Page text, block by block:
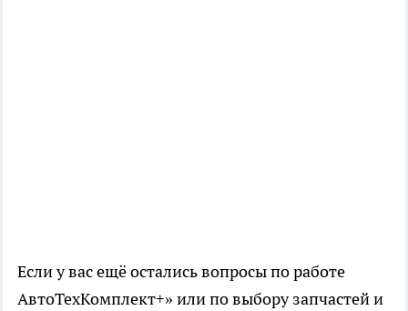
Если у вас ещё остались вопросы по работе
АвтоТехКомплект+» или по выбору запчастей и